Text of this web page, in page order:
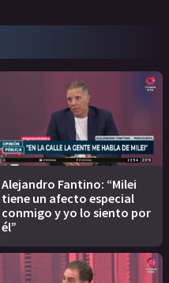
Alejandro Fantino: “Milei
tiene un afecto especial
conmigo y yo lo siento por
él”